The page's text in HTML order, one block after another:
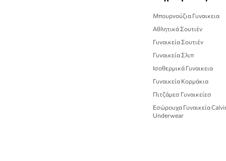
Μπουρνούζια Γυναικεια
Αθλητικά Σουτιέν
Γυναικεία Σουτιέν
Γυναικεία Σλιπ
Ισοθερμικά Γυναικεια
Γυναικεία Κορμάκια
Πιτζάμεσ Γυναικείεσ
Εσώρουχα Γυναικεία
Underwear